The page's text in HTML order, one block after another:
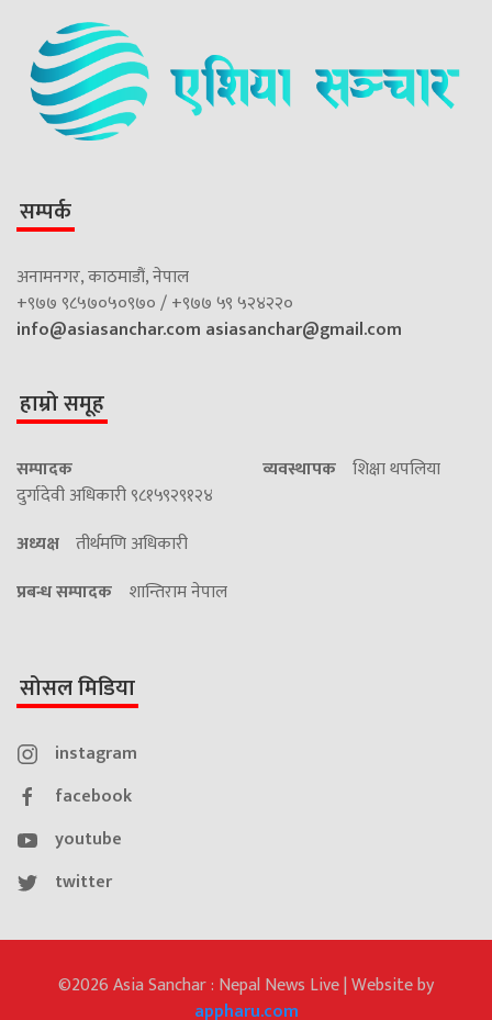
सम्पर्क
अनामनगर, काठमाडौं, नेपाल
+९७७ ९८५७०५०९७० / +९७७ ५९ ५२४२२०
info@asiasanchar.com asiasanchar@gmail.com
हाम्रो समूह
सम्पादक
दुर्गादेवी अधिकारी ९८१५९२९१२४
व्यवस्थापक शिक्षा थपलिया
अध्यक्ष तीर्थमणि अधिकारी
प्रबन्ध सम्पादक शान्तिराम नेपाल
सोसल मिडिया
instagram
facebook
youtube
twitter
©2026 Asia Sanchar : Nepal News Live | Website by
appharu.com